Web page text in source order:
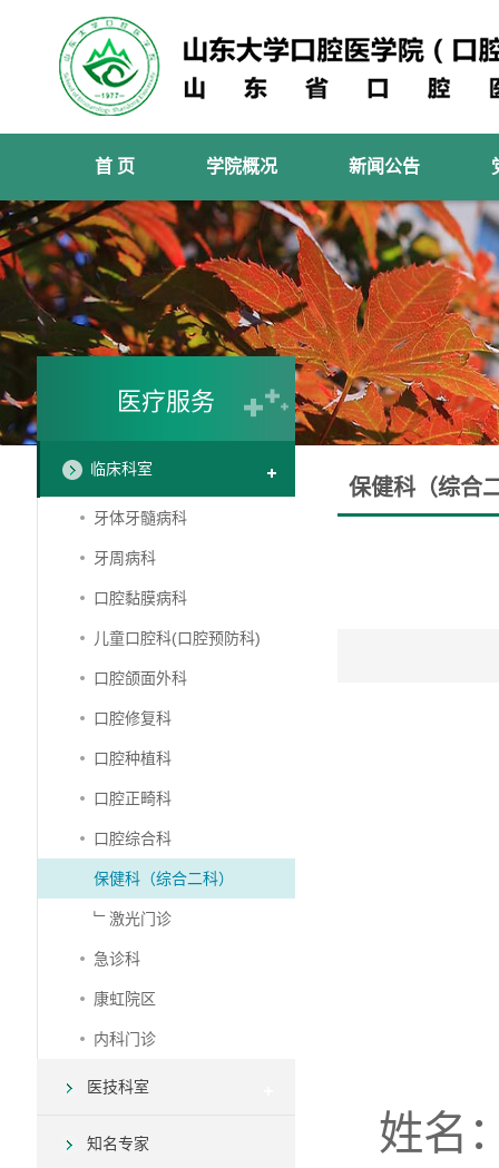
首 页 学院概况 新闻公告
医疗服务
临床科室
牙体牙髓病科
牙周病科
口腔黏膜病科
儿童口腔科(口腔预防科)
口腔颌面外科
口腔修复科
口腔种植科
口腔正畸科
口腔综合科
保健科（综合二科）
﹂激光门诊
急诊科
康虹院区
内科门诊
医技科室
知名专家
保健科（综合
姓名